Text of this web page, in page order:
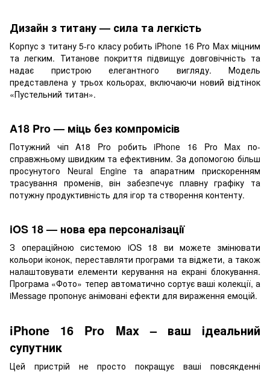
Дизайн з титану — сила та легкість
Корпус з титану 5-го класу робить iPhone 16 Pro Max міцним
та легким. Титанове покриття підвищує довговічність та
надає пристрою елегантного вигляду. Модель
представлена ​​у трьох кольорах, включаючи новий відтінок
«Пустельний титан».
A18 Pro— міць без компромісів
Потужний чіп A18 Pro робить iPhone 16 Pro Max по-
справжньому швидким та ефективним. За допомогою більш
просунутого Neural Engine та апаратним прискоренням
трасування променів, він забезпечує плавну графіку та
потужну продуктивність для ігор та створення контенту.
iOS 18— нова ера персоналізації
З операційною системою iOS 18 ви можете змінювати
кольори іконок, переставляти програми та віджети, а також
налаштовувати елементи керування на екрані блокування.
Програма «Фото» тепер автоматично сортує ваші колекції, а
iMessage пропонує анімовані ефекти для вираження емоцій.
iPhone 16 Pro Max – ваш ідеальний
супутник
Цей пристрій не просто покращує ваші повсякденні